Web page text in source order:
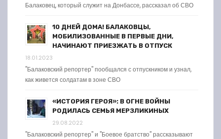
Балаковец, который служит на Донбассе, рассказал об СВО
10 ДНЕЙ ДОМА! БАЛАКОВЦЫ,
МОБИЛИЗОВАННЫЕ В ПЕРВЫЕ ДНИ,
НАЧИНАЮТ ПРИЕЗЖАТЬ В ОТПУСК
18.01.2023
"Балаковский репортер" пообщался с отпускником и узнал,
как живется солдатам в зоне СВО
«ИСТОРИЯ ГЕРОЯ»: В ОГНЕ ВОЙНЫ
РОДИЛАСЬ СЕМЬЯ МЕРЗЛИКИНЫХ
29.08.2022
"Балаковский репортер" и "Боевое братство" рассказывают